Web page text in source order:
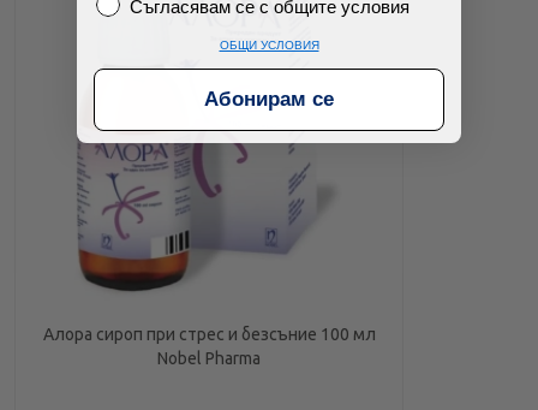
Алора сироп при стрес и безсъние 100 мл
Nobel Pharma
Съгласявам се с общите условия
ОБЩИ УСЛОВИЯ
Абонирам се